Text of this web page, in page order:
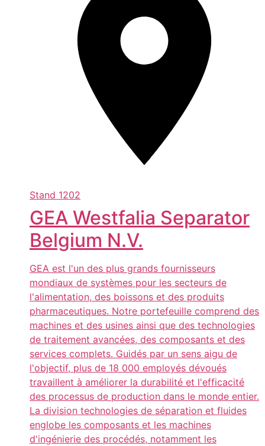
Stand 1202
GEA Westfalia Separator
Belgium N.V.
GEA est l'un des plus grands fournisseurs
mondiaux de systèmes pour les secteurs de
l'alimentation, des boissons et des produits
pharmaceutiques. Notre portefeuille comprend des
machines et des usines ainsi que des technologies
de traitement avancées, des composants et des
services complets. Guidés par un sens aigu de
l'objectif, plus de 18 000 employés dévoués
travaillent à améliorer la durabilité et l'efficacité
des processus de production dans le monde entier.
La division technologies de séparation et fluides
englobe les composants et les machines
d'ingénierie des procédés, notamment les